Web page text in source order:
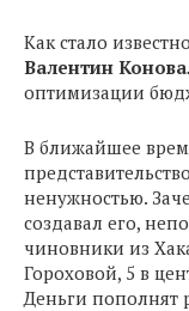
Как стало
Валентин
оптимизации
В ближайшее
ненужностью.
создавал его,
чиновники из
Гороховой, 5 в
Деньги пополнят